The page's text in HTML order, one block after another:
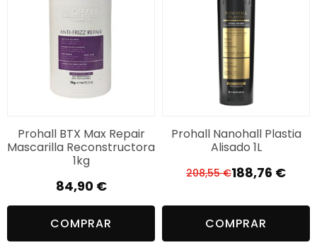
Prohall BTX Max Repair
Mascarilla Reconstructora
1kg
84,90 €
COMPRAR
Prohall Nanohall Plastia
Alisado 1L
208,55€ El
era:
188,76 €
El
es:
COMPRAR